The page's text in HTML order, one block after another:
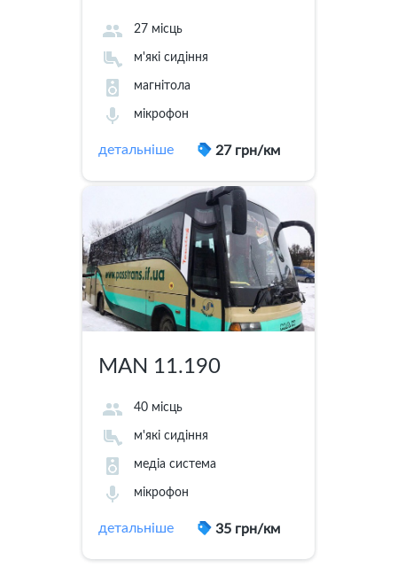
27 місць
м'які сидіння
магнітола
мікрофон
детальніше 27 грн/км
MAN 11.190
40 місць
м'які сидіння
медіа система
мікрофон
детальніше 35 грн/км